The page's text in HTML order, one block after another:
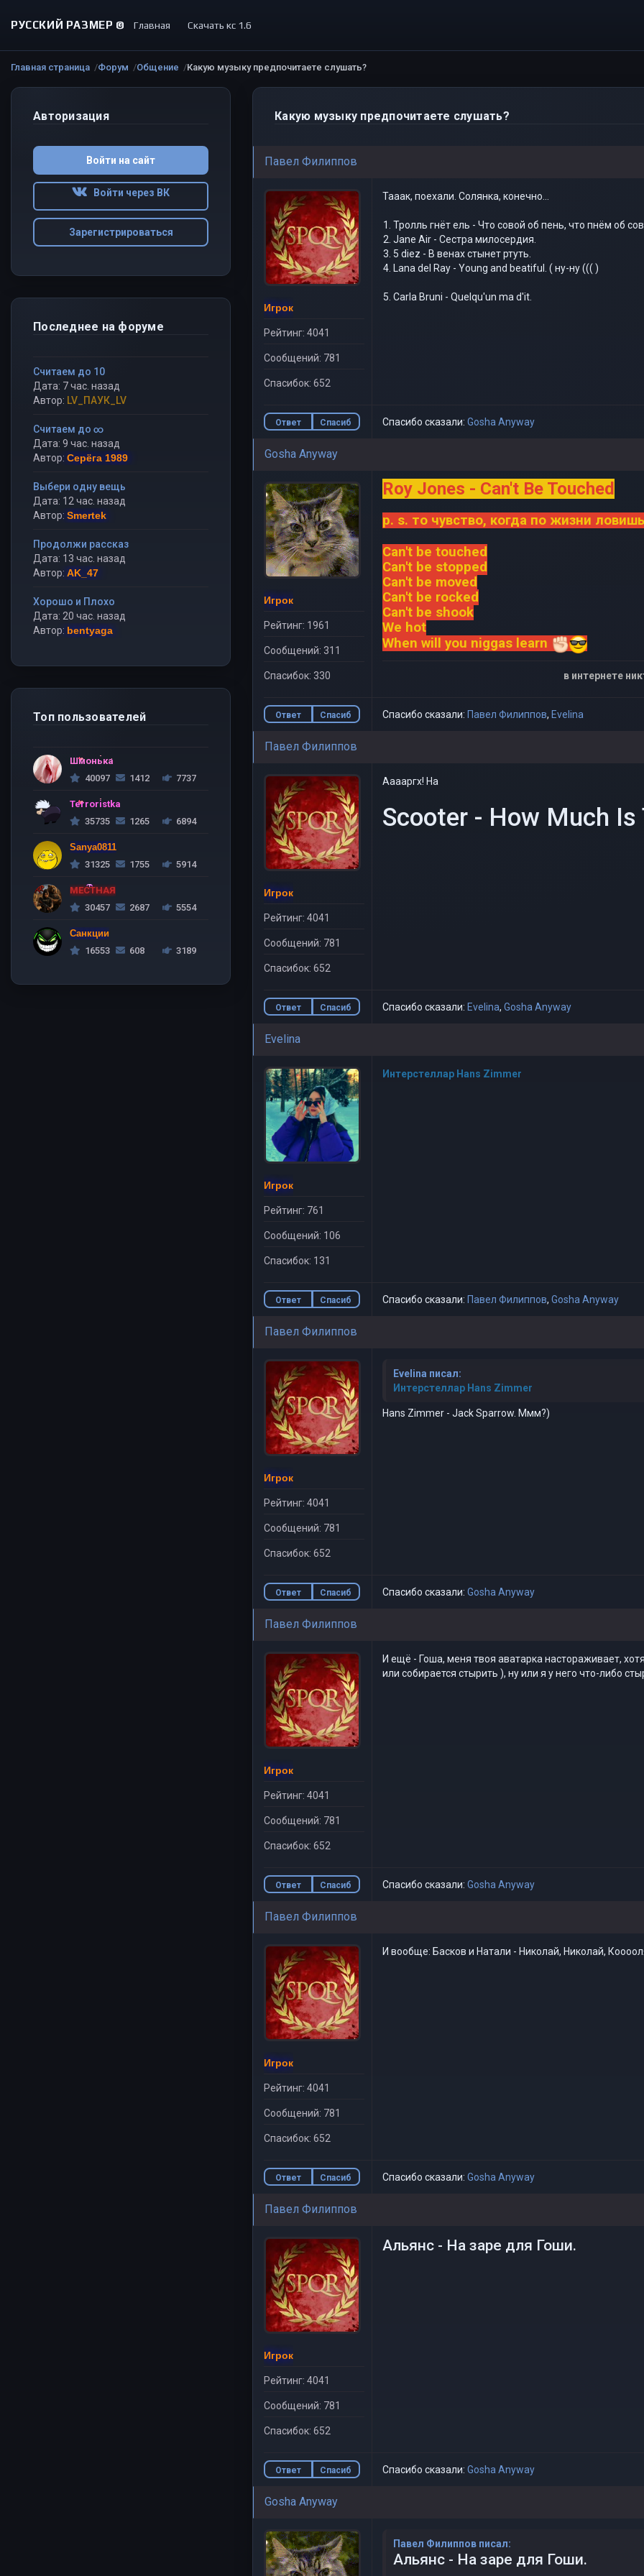
РУССКИЙ РАЗМЕР © Главная Скачать кс 1.6
Главная страница Форум Общение Какую музыку предпочитаете слушать?
Какую музыку предпочитаете слушать?
Павел Филиппов
Игрок
Рейтинг: 4041
Сообщений: 781
Спасибок: 652
Тааак, поехали. Солянка, конечно...
Тролль гнёт ель - Что совой об пень, что пнём об
Jane Air - Сестра милосердия.
5 diez - В венах стынет ртуть.
Lana del Ray - Young and beatiful. ( ну-ну ((( )
Carla Bruni - Quelqu'un ma d'it.
Ответ
Спасиб
Спасибо сказали: Gosha Anyway
Gosha Anyway
Игрок
Рейтинг: 1961
Сообщений: 311
Спасибок: 330
Roy Jones - Can't Be Touched
p. s. то чувство, когда по жизни
Can't be touched
Can't be stopped
Can't be moved
Can't be rocked
Can't be shook
We hot
When will you niggas learn
в интернете
Ответ
Спасиб
Спасибо сказали: Павел Филиппов, Evelina
Павел Филиппов
Игрок
Рейтинг: 4041
Сообщений: 781
Спасибок: 652
Ааааргх! На
Scooter - How Much Is
Ответ
Спасиб
Спасибо сказали: Evelina, Gosha Anyway
Evelina
Игрок
Рейтинг: 761
Сообщений: 106
Спасибок: 131
Интерстеллар Hans Zimmer
Ответ
Спасиб
Спасибо сказали: Павел Филиппов, Gosha Anyway
Павел Филиппов
Игрок
Рейтинг: 4041
Сообщений: 781
Спасибок: 652
Evelina писал:
Интерстеллар Hans Zimmer
Hans Zimmer - Jack Sparrow. Ммм?)
Ответ
Спасиб
Спасибо сказали: Gosha Anyway
Павел Филиппов
Игрок
Рейтинг: 4041
Сообщений: 781
Спасибок: 652
И ещё - Гоша, меня твоя аватарка настораживает,
или собирается стырить ), ну или я у него что-либо
Ответ
Спасиб
Спасибо сказали: Gosha Anyway
Павел Филиппов
Игрок
Рейтинг: 4041
Сообщений: 781
Спасибок: 652
И вообще: Басков и Натали - Николай, Николай,
Ответ
Спасиб
Спасибо сказали: Gosha Anyway
Павел Филиппов
Игрок
Рейтинг: 4041
Сообщений: 781
Спасибок: 652
Альянс - На заре для Гоши.
Ответ
Спасиб
Спасибо сказали: Gosha Anyway
Gosha Anyway
Павел Филиппов писал:
Альянс - На заре для Гоши.
Авторизация
Войти на сайт
Войти через ВК
Зарегистрироваться
Последнее на форуме
Считаем до 10
Дата: 7 час. назад
Автор: LV_ПАУК_LV
Считаем до ∞
Дата: 9 час. назад
Автор: Серёга 1989
Выбери одну вещь
Дата: 12 час. назад
Автор: Smertek
Продолжи рассказ
Дата: 13 час. назад
Автор: AK_47
Хорошо и Плохо
Дата: 20 час. назад
Автор: bentyaga
Топ пользователей
Шмонька
40097
1412 7737
Terroristka
35735
1265 6894
Sanya0811
31325
1755 5914
МЕСТНАЯ
30457
2687 5554
Санкции
16553
608 3189